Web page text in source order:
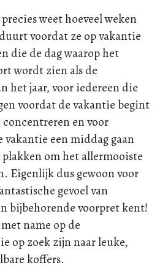
weet hoeveel weken
voordat ze op vakantie
die de dag waarop het
wordt zien als de
het jaar, voor iedereen die
voordat de vakantie begint
en voor
vakantie een middag gaan
om het allermooiste
Eigenlijk dus gewoon voor
gevoel van
bijbehorende voorpret kent!
name op de
op zoek zijn naar leuke,
koffers.